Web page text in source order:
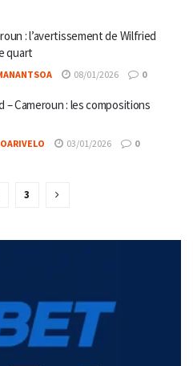
: l’avertissement de Wilfried
quart
08/01/2026 0
– Cameroun : les compositions
03/01/2026 0
3